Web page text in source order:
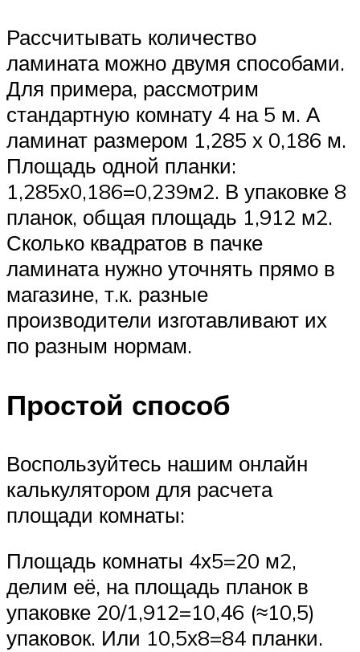
Рассчитывать количество
ламината можно двумя способами.
Для примера, рассмотрим
стандартную комнату 4 на 5 м. А
ламинат размером 1,285 х 0,186 м.
Площадь одной планки:
1,285х0,186=0,239м2. В упаковке 8
планок, общая площадь 1,912 м2.
Сколько квадратов в пачке
ламината нужно уточнять прямо в
магазине, т.к. разные
производители изготавливают их
по разным нормам.
Простой способ
Воспользуйтесь нашим онлайн
калькулятором для расчета
площади комнаты:
Площадь комнаты 4х5=20 м2,
делим её, на площадь планок в
упаковке 20/1,912=10,46 (≈10,5)
упаковок. Или 10,5х8=84 планки.